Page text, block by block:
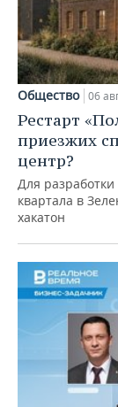
Общество 06
Рестарт
приезжих
центр?
Для
квартала в
хакатон